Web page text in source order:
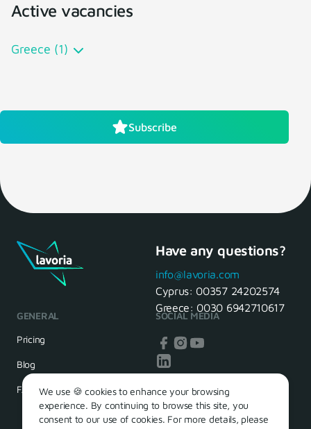
Active vacancies
Greece (1)
Subscribe
Have any questions?
info@lavoria.com
Cyprus: 00357 24202574
Greece: 0030 6942710617
GENERAL
Pricing
Blog
FAQ
SOCIAL MEDIA
We use 🍪 cookies to enhance your browsing
experience. By continuing to browse this site, you
consent to our use of cookies. For more details, please